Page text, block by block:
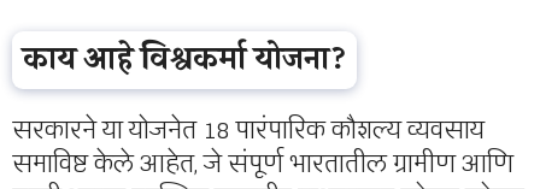
काय आहे विश्वकर्मा योजना?
सरकारने या योजनेत 18 पारंपारिक कौशल्य व्यवसाय
समाविष्ट केले आहेत, जे संपूर्ण भारतातील ग्रामीण आणि